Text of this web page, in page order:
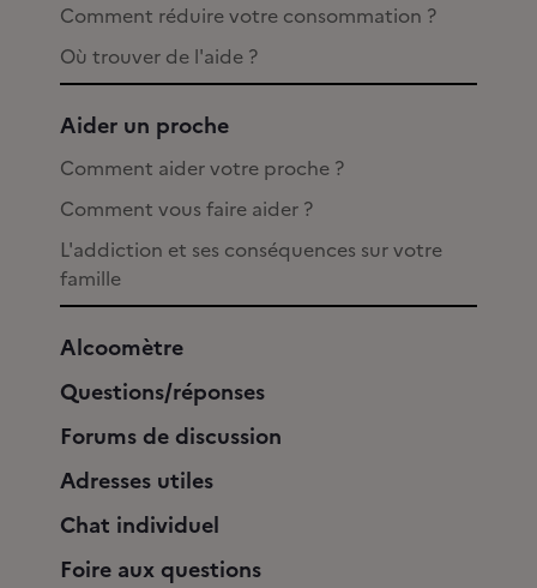
Comment réduire votre consommation ?
Où trouver de l'aide ?
Aider un proche
Comment aider votre proche ?
Comment vous faire aider ?
L'addiction et ses conséquences sur votre
famille
Alcoomètre
Questions/réponses
Forums de discussion
Adresses utiles
Chat individuel
Foire aux questions